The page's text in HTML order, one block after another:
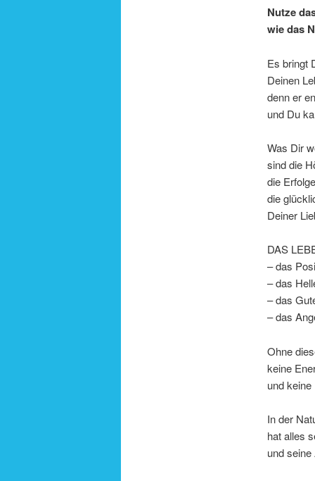
Nutze
wie das
Es bringt
Deinen
denn er
und Du
Was Dir
sind die
die
die
Deiner
DAS
– das
– das
– das
– das
Ohne
keine
und
In der
hat alles
und